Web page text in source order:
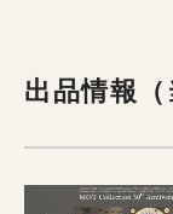
出品情報（